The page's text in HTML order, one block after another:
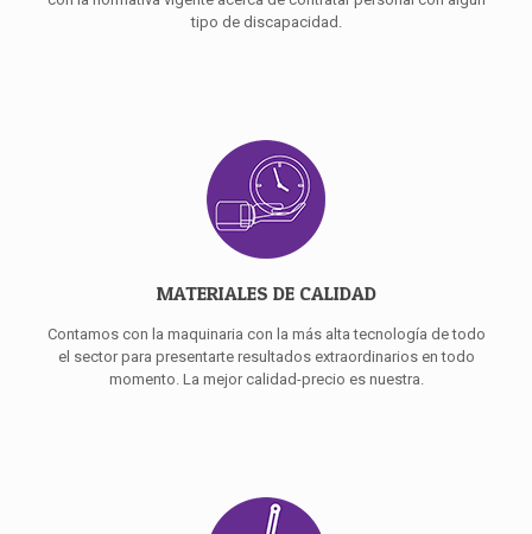
tipo de discapacidad.
MATERIALES DE CALIDAD
Contamos con la maquinaria con la más alta tecnología de todo
el sector para presentarte resultados extraordinarios en todo
momento. La mejor calidad-precio es nuestra.